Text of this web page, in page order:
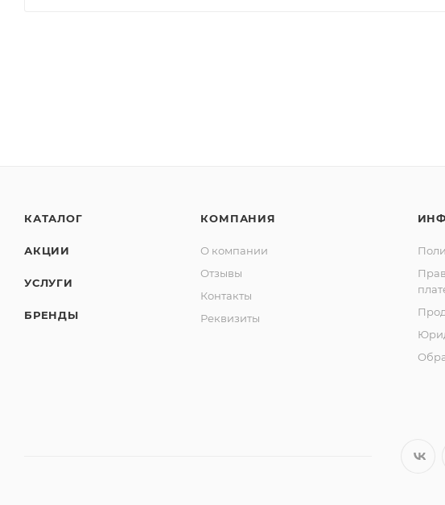
КАТАЛОГ
АКЦИИ
УСЛУГИ
БРЕНДЫ
КОМПАНИЯ
О компании
Отзывы
Контакты
Реквизиты